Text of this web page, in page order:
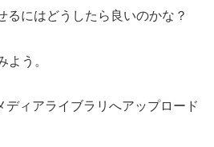
にはどうしたら良いのかな？
う。
ディアライブラリへアップロード